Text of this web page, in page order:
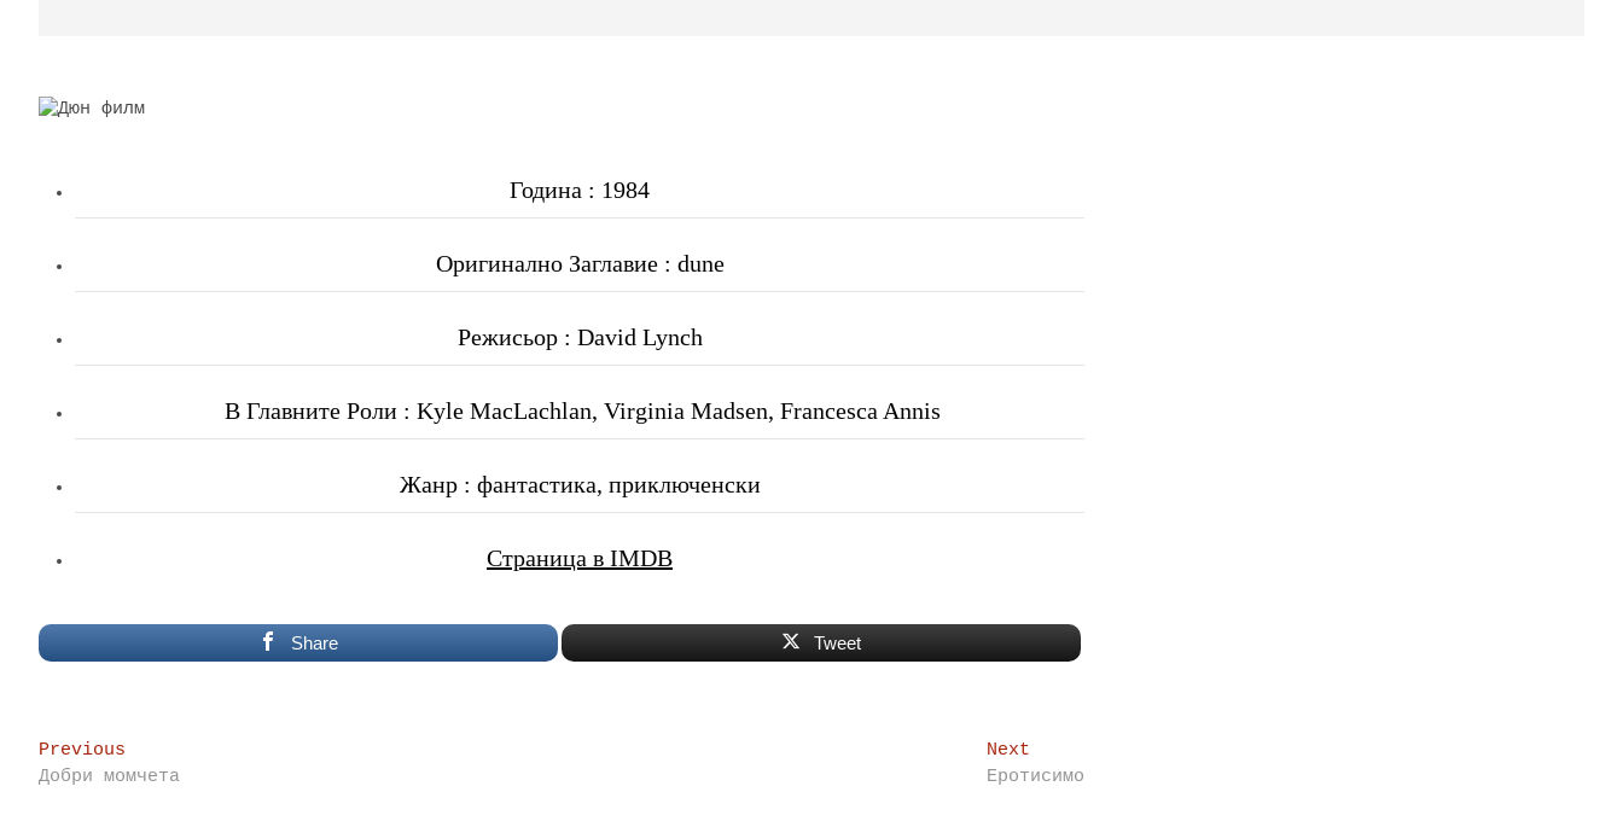
Година : 1984
Оригинално Заглавие : dune
Режисьор : David Lynch
В Главните Роли : Kyle MacLachlan, Virginia Madsen, Francesca Annis
Жанр : фантастика, приключенски
Страница в IMDB
Share Tweet
Post
navigation
Previous
post:
Добри момчета
Next
post:
Еротисимо